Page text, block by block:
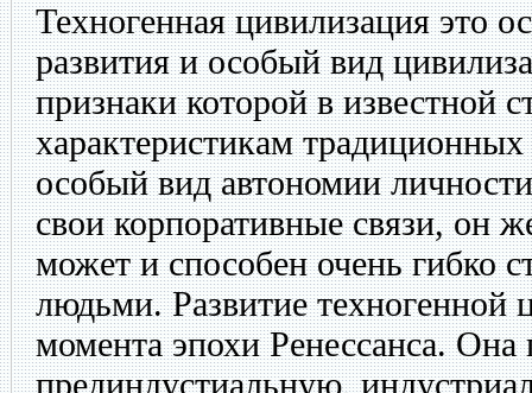
Техногенная цивилизация это
развития и особый вид
признаки которой в известной
характеристикам
особый вид автономии
свои корпоративные связи, он
может и способен очень гибко
людьми. Развитие техногенной
момента эпохи Ренессанса. Она
прединдустиальную,